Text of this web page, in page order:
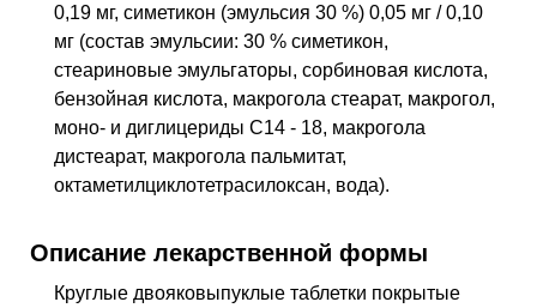
0,19 мг, симетикон (эмульсия 30 %) 0,05 мг / 0,10
мг (состав эмульсии: 30 % симетикон,
стеариновые эмульгаторы, сорбиновая кислота,
бензойная кислота, макрогола стеарат, макрогол,
моно- и диглицериды С14 - 18, макрогола
дистеарат, макрогола пальмитат,
октаметилциклотетрасилоксан, вода).
Описание лекарственной формы
Круглые двояковыпуклые таблетки покрытые